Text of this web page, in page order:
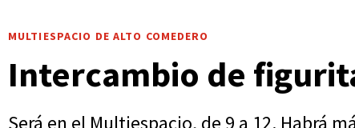
MULTIESPACIO DE ALTO COMEDERO
Intercambio de
Será en el Multiespacio, de 9 a 12. Habrá